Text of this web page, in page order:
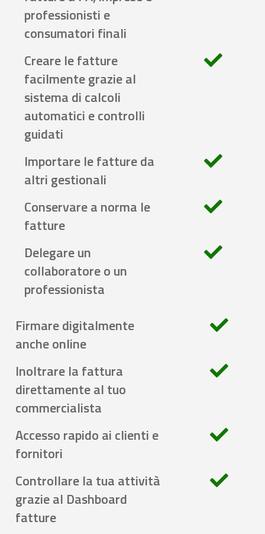
professionisti e
consumatori finali
Creare le fatture
facilmente grazie al
sistema di calcoli
automatici e controlli
guidati
Importare le fatture da
altri gestionali
Conservare a norma le
fatture
Delegare un
collaboratore o un
professionista
Firmare digitalmente
anche online
Inoltrare la fattura
direttamente al tuo
commercialista
Accesso rapido ai clienti e
fornitori
Controllare la tua attività
grazie al Dashboard
fatture